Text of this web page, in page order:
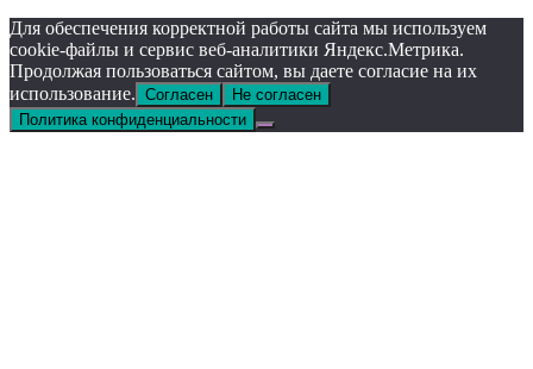
Для обеспечения корректной работы сайта мы используем
cookie-файлы и сервис веб-аналитики Яндекс.Метрика.
Продолжая пользоваться сайтом, вы даете согласие на их
использование. Согласен
Не согласен
Политика конфиденциальности